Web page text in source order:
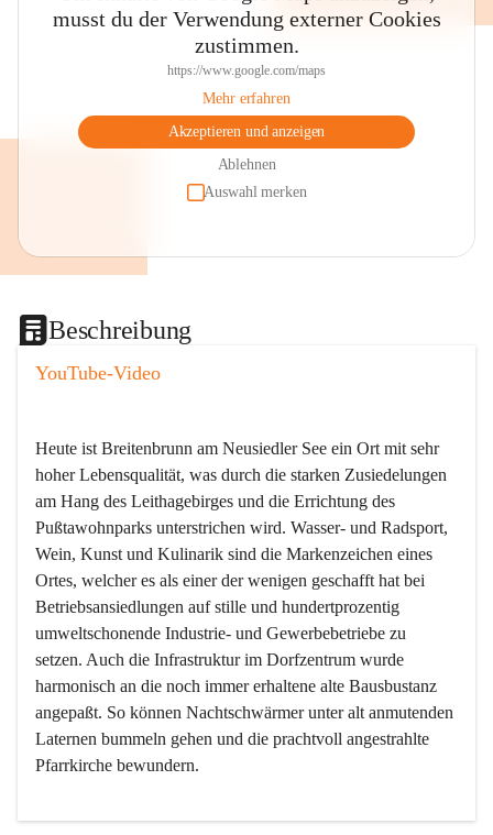
musst du der Verwendung externer Cookies
zustimmen.
https://www.google.com/maps
Mehr erfahren
Akzeptieren und anzeigen
Ablehnen
Auswahl merken
Beschreibung
YouTube-Video
Heute ist Breitenbrunn am Neusiedler See ein Ort mit sehr
hoher Lebensqualität, was durch die starken Zusiedelungen
am Hang des Leithagebirges und die Errichtung des
Pußtawohnparks unterstrichen wird. Wasser- und Radsport,
Wein, Kunst und Kulinarik sind die Markenzeichen eines
Ortes, welcher es als einer der wenigen geschafft hat bei
Betriebsansiedlungen auf stille und hundertprozentig
umweltschonende Industrie- und Gewerbebetriebe zu
setzen. Auch die Infrastruktur im Dorfzentrum wurde
harmonisch an die noch immer erhaltene alte Bausbustanz
angepaßt. So können Nachtschwärmer unter alt anmutenden
Laternen bummeln gehen und die prachtvoll angestrahlte
Pfarrkirche bewundern.
Der Weinbau dominert heute nicht mehr, ist aber integrativer